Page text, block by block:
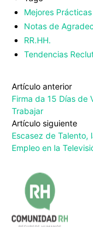
Mejores Prácticas
Notas de
RR.HH.
Tendencias
Artículo anterior
Firma da 15 Días de
Trabajar
Artículo siguiente
Escasez de Talento,
Empleo en la